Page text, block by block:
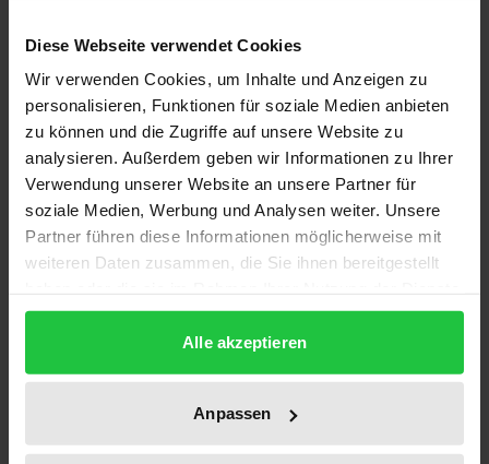
Diese Webseite verwendet Cookies
Wir verwenden Cookies, um Inhalte und Anzeigen zu
personalisieren, Funktionen für soziale Medien anbieten
zu können und die Zugriffe auf unsere Website zu
analysieren. Außerdem geben wir Informationen zu Ihrer
Verwendung unserer Website an unsere Partner für
soziale Medien, Werbung und Analysen weiter. Unsere
Partner führen diese Informationen möglicherweise mit
weiteren Daten zusammen, die Sie ihnen bereitgestellt
gesammelt haben.
Alle akzeptieren
Anpassen
Das Handbuch zur Europäischen
Menschenrechtskonvention (EMRK) bietet eine
umfassende Darstellung der EMRK einschließlich
der Protokolle und der Rechtsprechung des
Europäischen Gerichtshofs für Menschenrechte
(EGMR). Aus einer Hand erlaubt das Werk einen
schnellen ersten Zugriff auf die wesentlichen
Aspekte des europäischen
Übersichten zu den Grundsätzen der Straßburger
Pünktlich zum 70-jährigen Bestehen der EMRK
erscheint die 3. Auflage. Sie wurde komplett